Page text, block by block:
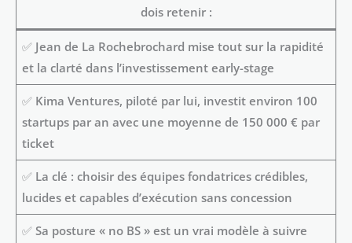
dois retenir :
✅ Jean de La Rochebrochard mise tout sur la rapidité
et la clarté dans l’investissement early-stage
✅ Kima Ventures, piloté par lui, investit environ 100
startups par an avec une moyenne de 150 000 € par
ticket
✅ La clé : choisir des équipes fondatrices crédibles,
lucides et capables d’exécution sans concession
✅Sa posture « no BS » est un vrai modèle à suivre